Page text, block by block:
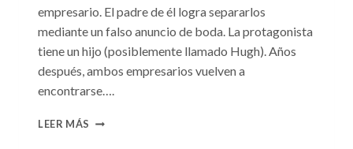
empresario. El padre de él logra separarlos
mediante un falso anuncio de boda. La protagonista
tiene un hijo (posiblemente llamado Hugh). Años
después, ambos empresarios vuelven a
encontrarse….
LEER MÁS CONSULTA